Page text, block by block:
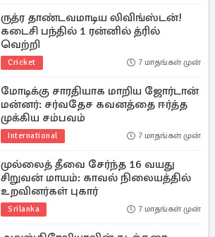
ருத்ர தாண்டவமாடிய லிவிங்ஸ்டன்!
கடைசி பந்தில் 1 ரன்னில் த்ரில்
வெற்றி
Cricket 7 மாதங்கள் முன்
மோடிக்கு சாரதியாக மாறிய ஜோர்டான்
மன்னர்: சர்வதேச கவனத்தை ஈர்த்த
முக்கிய சம்பவம்
International 7 மாதங்கள் முன்
முல்லைத் தீவை சேர்ந்த 16 வயது
சிறுவன் மாயம்: காவல் நிலையத்தில்
உறவினர்கள் புகார்
Srilanka 7 மாதங்கள் முன்